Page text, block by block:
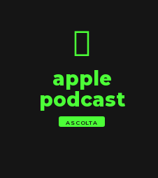
apple
podcast
ASCOLTA